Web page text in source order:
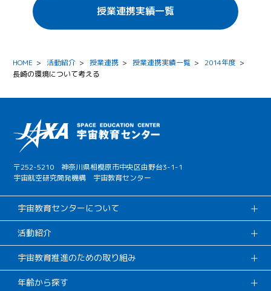
授業連携実績一覧
HOME > 活動紹介 > 授業連携 > 授業連携実績一覧 > 2014年度 >
長崎の環境について考える
〒252-5210 神奈川県相模原市中央区由野台3-1-1
宇宙航空研究開発機構 宇宙教育センター
宇宙教育センターについて
活動紹介
宇宙教育推進のための取り組み
年齢から探す